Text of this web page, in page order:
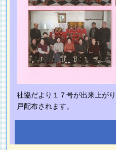
社協だより１７号が出来上が
戸配布されます。